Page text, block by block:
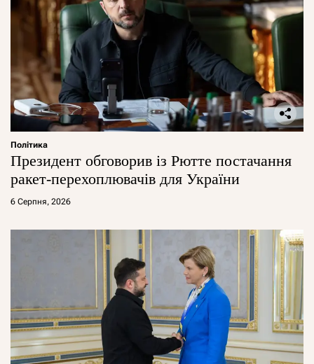
Політика
Президент обговорив із Рютте постачання
ракет-перехоплювачів для України
6 Серпня, 2026